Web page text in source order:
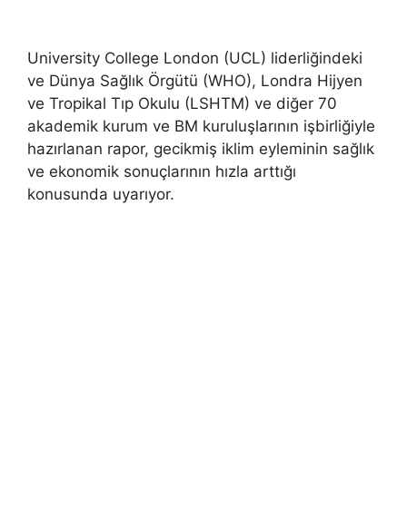
University College London (UCL) liderliğindeki
ve Dünya Sağlık Örgütü (WHO), Londra Hijyen
ve Tropikal Tıp Okulu (LSHTM) ve diğer 70
akademik kurum ve BM kuruluşlarının işbirliğiyle
hazırlanan rapor, gecikmiş iklim eyleminin sağlık
ve ekonomik sonuçlarının hızla arttığı
konusunda uyarıyor.